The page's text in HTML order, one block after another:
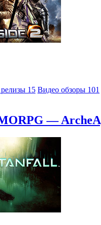
15 Видео обзоры 101
—